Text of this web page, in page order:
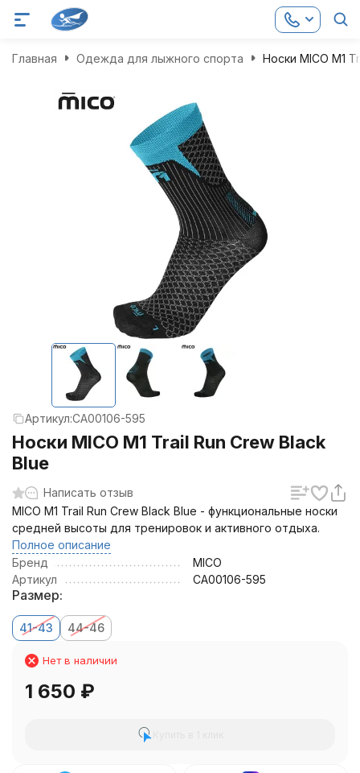
Главная Одежда для лыжного спорта Носки MICO M1
Артикул:CA00106-595
Носки MICO M1 Trail Run Crew Black
Blue
Написать отзыв
MICO M1 Trail Run Crew Black Blue - функциональные носки
средней высоты для тренировок и активного отдыха.
Полное описание
Бренд
MICO
Артикул
CA00106-595
Размер:
41-43 44-46
Нет в наличии
1 650 ₽